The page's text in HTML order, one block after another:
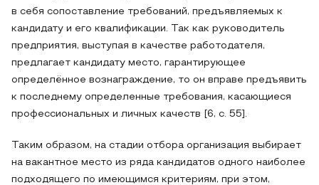
в себя сопоставление требований, предъявляемых к
кандидату и его квалификации. Так как руководитель
предприятия, выступая в качестве работодателя,
предлагает кандидату место, гарантирующее
определённое вознаграждение, то он вправе предъявить
к последнему определенные требования, касающиеся
профессиональных и личных качеств [6, с. 55].
Таким образом, на стадии отбора организация выбирает
на вакантное место из ряда кандидатов одного наиболее
подходящего по имеющимся критериям, при этом,